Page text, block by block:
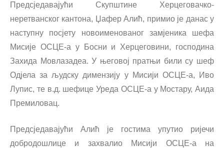
Предсједавајући Скупштине Херцеговачко-
неретванског кантона, Џафер Алић, примио је данас у
наступну посјету новоименованог замјеника шефа
Мисије ОСЦЕ-а у Босни и Херцеговини, господина
Захида Мовлазадеа. У његовој пратњи били су шеф
Одјела за људску димензију у Мисији ОСЦЕ-а, Иво
Лупис, те в.д. шефице Уреда ОСЦЕ-а у Мостару, Аида
Премиловац.
Предсједавајући Алић је гостима упутио ријечи
добродошлице и захвалио Мисији ОСЦЕ-а на